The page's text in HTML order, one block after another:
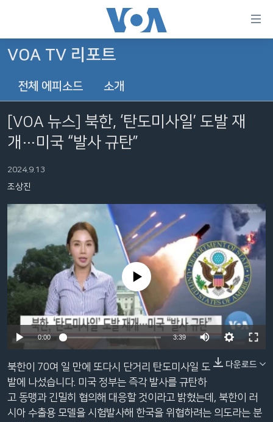
가
크
인
츠
로
네
게
로
세계
라디오
프로그램
주파수 안내
언어 선택
VOA TV 리포트
전체 에피소드 소개
[VOA 뉴스] 북한, ‘탄도미사일’ 도발 재
개…미국 “발사 규탄”
2024.9.13
조상진
No media source currently available
0:00 3:39
다운로드
북한이 70여 일 만에 또다시 단거리 탄도미사일 도
발에 나섰습니다. 미국 정부는 즉각 발사를 규탄하
고 동맹과 긴밀히 협의해 대응할 것이라고 밝혔는데, 북한이 러
시아 수출용 모델을 시험발사해 한국을 위협하려는 의도라는 분